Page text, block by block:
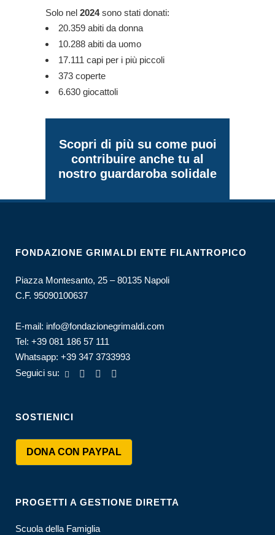
Solo nel 2024sono stati donati:
20.359 abiti da donna
10.288 abiti da uomo
17.111 capi per i più piccoli
373 coperte
6.630 giocattoli
Scopri di più su come puoi
contribuire anche tu al
nostro guardaroba solidale
FONDAZIONE GRIMALDI ENTE FILANTROPICO
Piazza Montesanto, 25 – 80135 Napoli
C.F. 95090100637
E-mail: info@fondazionegrimaldi.com
Tel: +39 081 186 57 111
Whatsapp: +39 347 3733993
Seguici su:
SOSTIENICI
DONA CON PAYPAL
PROGETTI A GESTIONE DIRETTA
Scuola della Famiglia